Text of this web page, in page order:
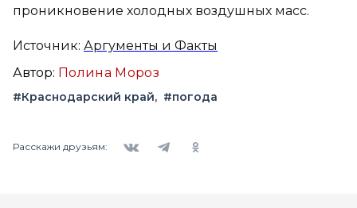
проникновение холодных воздушных масс.
Источник: Аргументы и Факты
Автор: Полина Мороз
#Краснодарский край #погода
Расскажи друзьям: